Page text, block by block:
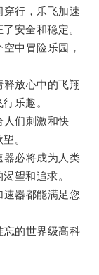
行，乐飞加速
安全和稳定。
中冒险乐园，
放心中的飞翔
乐趣。
们刺激和快
。
必将成为人类
望和追求。
器都能满足您
的世界级高科